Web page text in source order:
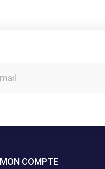
MON COMPTE